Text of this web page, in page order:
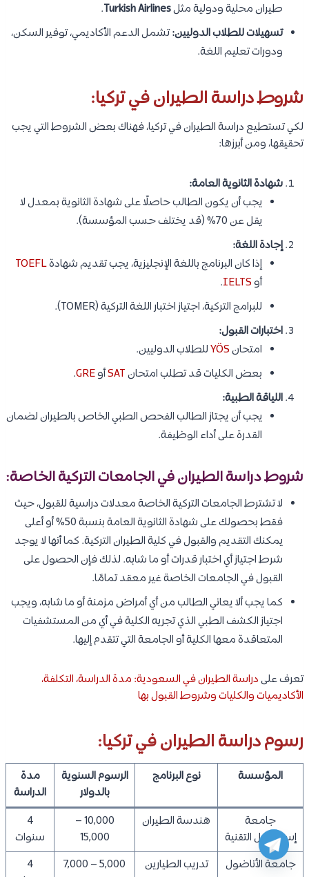
طيران محلية ودولية مثلTurkish Airlines
.
تسهيلات للطلاب الدوليين:تشمل الدعم الأكاديمي، توفير السكن،
ودورات تعليم اللغة.
شروط دراسة الطيران في تركيا:
لكي تستطيع دراسة الطيران في تركيا، فهناك بعض الشروط التي يجب
تحقيقها، ومن أبرزها:
شهادة الثانوية العامة:
يجب أن يكون الطالب حاصلًا على شهادة الثانوية بمعدل لا
يقل عن 70% (قد يختلف حسب المؤسسة).
إجادة اللغة:
إذا كان البرنامج باللغة الإنجليزية، يجب تقديم شهادةTOEFL
أوIELTS
.
للبرامج التركية، اجتياز اختبار اللغة التركية (TOMER).
اختبارات القبول:
امتحانYÖSللطلاب الدوليين.
بعض الكليات قد تطلب امتحانSATأوGRE
.
اللياقة الطبية:
يجب أن يجتاز الطالب الفحص الطبي الخاص بالطيران لضمان
القدرة على أداء الوظيفة.
شروط دراسة الطيران في الجامعات التركية الخاصة:
لا تشترط الجامعات التركية الخاصة معدلات دراسية للقبول، حيث
فقط بحصولك على شهادة الثانوية العامة بنسبة 50% أو أعلى
يمكنك التقديم والقبول في كلية الطيران التركية. كما أنها لا يوجد
شرط اجتياز أي اختبار قدرات أو ما شابه. لذلك فإن الحصول على
القبول في الجامعات الخاصة غير معقد تمامًا.
كما يجب ألا يعاني الطالب من أي أمراض مزمنة أو ما شابه، ويجب
اجتياز الكشف الطبي الذي تجريه الكلية في أي من المستشفيات
المتعاقدة معها الكلية أو الجامعة التي تتقدم إليها.
تعرف علىدراسة الطيران في السعودية: مدة الدراسة، التكلفة،
الأكاديميات والكليات وشروط القبول بها
رسوم دراسة الطيران في تركيا:
المؤسسة نوع البرنامج
الرسوم السنوية
بالدولار
مدة
الدراسة
جامعة
إسطنبول التقنية
هندسة الطيران
10,000 –
15,000
4
سنوات
جامعة الأناضول
تدريب الطيارين 5,000 – 7,000
4